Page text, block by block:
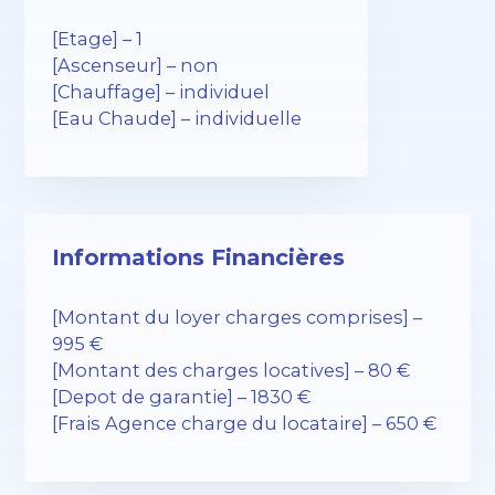
[Etage] – 1
[Ascenseur] – non
[Chauffage] – individuel
[Eau Chaude] – individuelle
Informations Financières
[Montant du loyer charges comprises] –
995 €
[Montant des charges locatives] – 80 €
[Depot de garantie] – 1830 €
[Frais Agence charge du locataire] – 650 €